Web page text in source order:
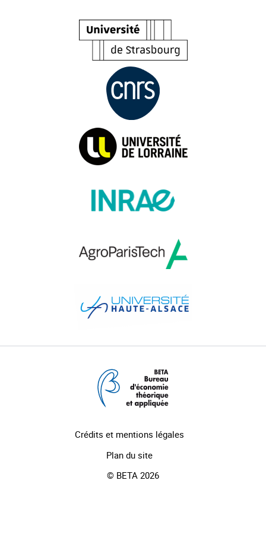
Crédits et mentions légales
Plan du site
© BETA 2026